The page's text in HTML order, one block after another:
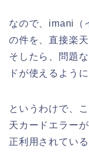
なので、imani（
の件を、直接楽
そしたら、問題
ドが使えるよう
というわけで、
天カードエラー
正利用されてい